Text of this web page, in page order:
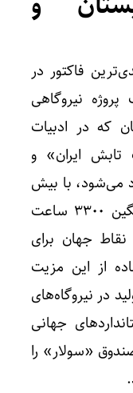
فاکتور در
نیروگاهی
که در ادبیات
تابش ایران» و
می‌شود، با بیش
از ۳۰۰ روز آفتابی در سال و میانگین ۳۳۰۰ ساعت
جهان برای
از این مزیت
در نیروگاه‌های
جهانی
«سولار» را